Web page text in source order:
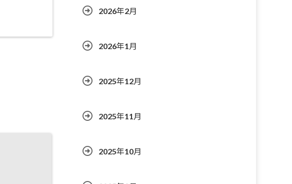
2026年2月
2026年1月
2025年12月
2025年11月
2025年10月